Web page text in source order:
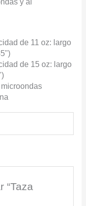
y al
de 11 oz: largo
de 15 oz: largo
“Taza